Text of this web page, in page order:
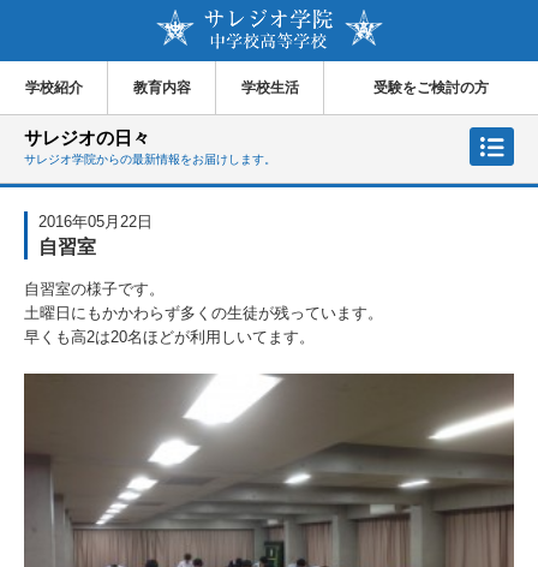
学校紹介 教育内容 学校生活 受験をご検討の方
サレジオの日々
サレジオ学院からの最新情報をお届けします。
2016年05月22日
自習室
自習室の様子です。
土曜日にもかかわらず多くの生徒が残っています。
早くも高2は20名ほどが利用しいてます。